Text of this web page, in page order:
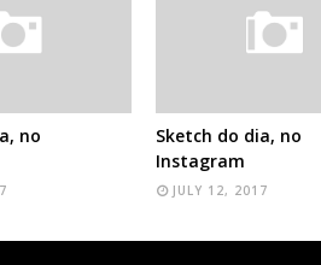
no
Sketch do dia, no
Instagram
JULY 12, 2017